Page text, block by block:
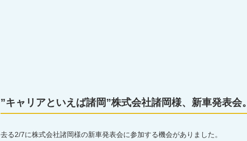
”キャリアといえば諸岡”株式会社諸岡様、新車発表会。
去る2/7に株式会社諸岡様の新車発表会に参加する機会がありました。